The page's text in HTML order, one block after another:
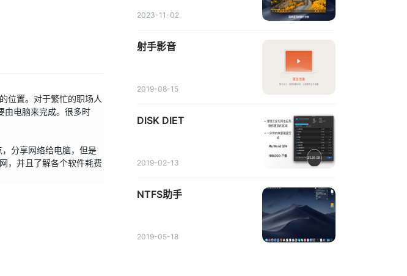
位置。对于繁忙的职场人
由电脑来完成。很多时
分享网络给电脑，但是
，并且了解各个软件耗费
2023-11-02
射手影音
2019-08-15
DISK DIET
2019-02-13
NTFS助手
2019-05-18